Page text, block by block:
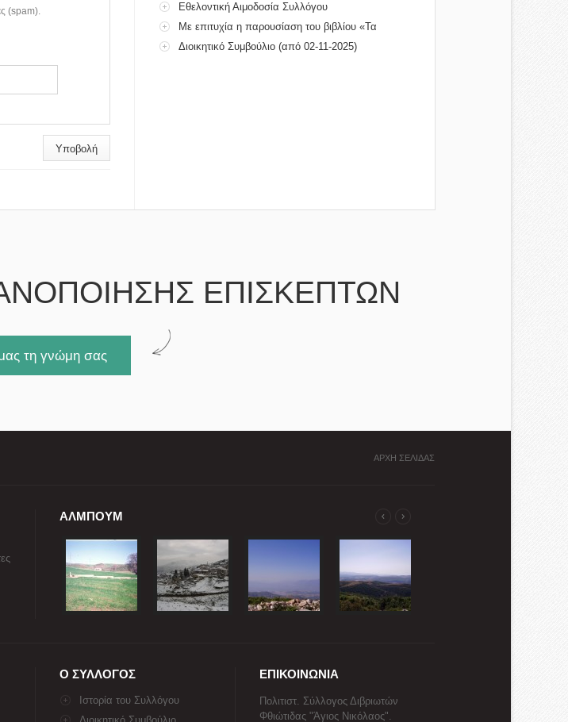
(spam).
Εθελοντική Αιμοδοσία Συλλόγου
Με επιτυχία η παρουσίαση του βιβλίου «Τα
Χρονογραφ...
Διοικητικό Συμβούλιο (από 02-11-2025)
ΕΠΙΣΚΕΠΤΩΝ
τη γνώμη σας
ΑΡΧΗ ΣΕΛΙΔΑΣ
ΑΛΜΠΟΥΜ
Ο ΣΥΛΛΟΓΟΣ
Ιστορία του Συλλόγου
ΕΠΙΚΟΙΝΩΝΙΑ
Πολιτιστ. Σύλλογος Διβριωτών
Φθιώτιδας "Άγιος Νικόλαος".